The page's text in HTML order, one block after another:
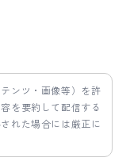
ンツ・画像等）を許
を要約して配信する
れた場合には厳正に